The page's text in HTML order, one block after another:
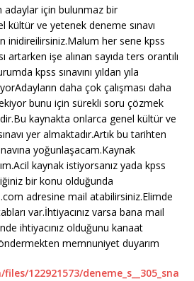
adaylar için bulunmaz bir
kültür ve yetenek deneme sınavı
inidireilirsiniz.Malum her sene kpss
artarken işe alınan sayıda ters orantılı
kpss sınavını yıldan yıla
daha çok çalışması daha
bunu için sürekli soru çözmek
kaynakta onlarca genel kültür ve
yer almaktadır.Artık bu tarihten
yoğunlaşacam.Kaynak
kaynak istiyorsanız yada kpss
bir konu olduğunda
adresine mail atabilirsiniz.Elimde
var.İhtiyacınız varsa bana mail
ihtiyacınız olduğunu kanaat
memnuniyet duyarım
122921573/deneme_s__305_sna